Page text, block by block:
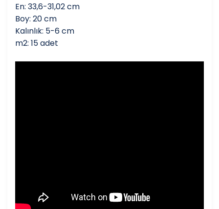
En: 33,6-31,02 cm
Boy: 20 cm
Kalınlık: 5-6 cm
m2: 15 adet